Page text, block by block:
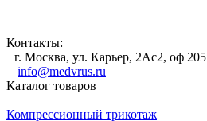
Контакты:
г. Москва, ул. Карьер, 2Ас2, оф 205
info@medvrus.ru
Каталог товаров
Компрессионный трикотаж